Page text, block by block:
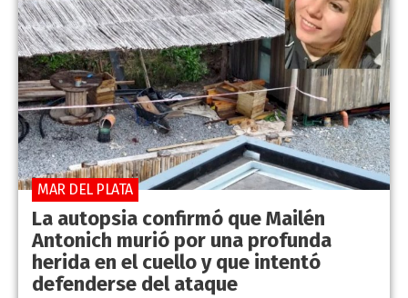
La autopsia confirmó que Mailén
Antonich murió por una profunda
herida en el cuello y que intentó
defenderse del ataque
MAR DEL PLATA